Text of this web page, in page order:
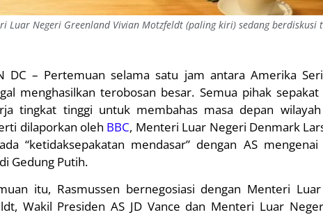
Luar Negeri Greenland Vivian Motzfeldt (paling kiri) sedang berdiskusi
DC – Pertemuan selama satu jam antara Amerika
menghasilkan terobosan besar. Semua pihak
tingkat tinggi untuk membahas masa depan
dilaporkan oleh BBC, Menteri Luar Negeri Denmark
“ketidaksepakatan mendasar” dengan AS
Gedung Putih.
itu, Rasmussen bernegosiasi dengan Menteri
Wakil Presiden AS JD Vance dan Menteri Luar